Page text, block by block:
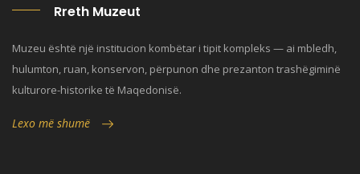
Rreth Muzeut
Muzeu është një institucion kombëtar i tipit kompleks — ai mbledh,
hulumton, ruan, konservon, përpunon dhe prezanton trashëgiminë
kulturore-historike të Maqedonisë.
Lexo më shumë